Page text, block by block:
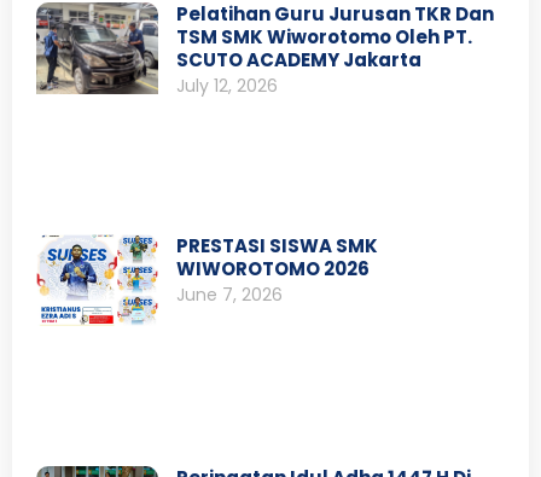
Pelatihan Guru Jurusan TKR Dan
TSM SMK Wiworotomo Oleh PT.
SCUTO ACADEMY Jakarta
July 12, 2026
PRESTASI SISWA SMK
WIWOROTOMO 2026
June 7, 2026